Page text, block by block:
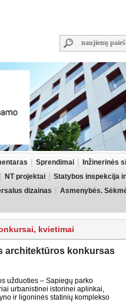
Sprendimai
Inžinerinės
NT projektai
Statybos inspekcija
dizainas
Asmenybės.
kvietimai
architektūros konkursas
užduoties – Sapiegų parko
urbanistinei istorinei aplinkai,
ir ligoninės statinių komplekso